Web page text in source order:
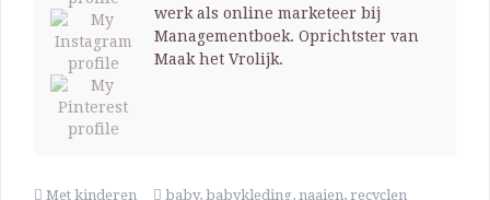
werk als online marketeer bij
Managementboek. Oprichtster van
Maak het Vrolijk.
Met kinderen baby, babykleding, naaien, recyclen